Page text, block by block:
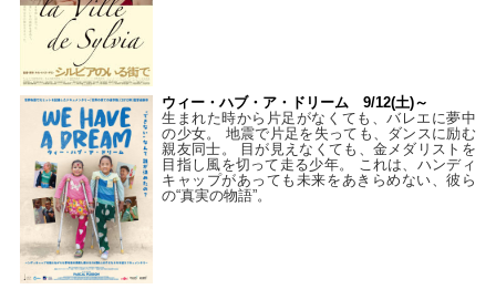
ウィー・ハブ・ア・ドリーム 9/12(土)～
生まれた時から片足がなくても、バレエに夢中
の少女。 地震で片足を失っても、ダンスに励む
親友同士。 目が見えなくても、金メダリストを
目指し風を切って走る少年。 これは、ハンディ
キャップがあっても未来をあきらめない、彼ら
の“真実の物語”。